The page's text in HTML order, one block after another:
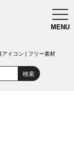
MENU
イコン | フリー素材